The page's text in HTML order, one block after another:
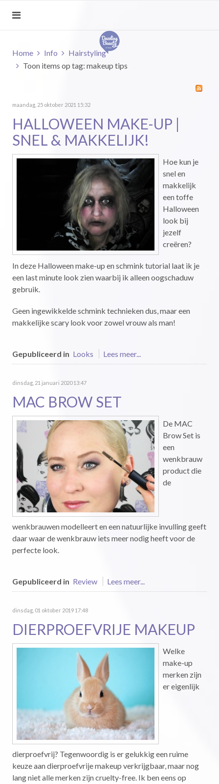
Home Info
Hairstyling
Toon items op tag: makeup tips
maandag, 25 oktober 2021 15:32
HALLOWEEN MAKE-UP |
SNEL & MAKKELIJK!
Hoe kun je
snel en
makkelijk
een toffe
Halloween
look bij
jezelf
creëren?
In deze Halloween make-up en schmink tutorial laat ik je
een last minute look zien waarbij ik alleen oogschaduw
gebruik.
Geen ingewikkelde schmink technieken dus, maar een
makkelijke scary look voor zowel vrouw als man!
Gepubliceerd in Looks Lees meer...
dinsdag, 21 januari 2020 13:47
MAC BROW SET
De MAC
Brow Set is
een
wenkbrauw
product die
de
wenkbrauwen modelleert en een natuurlijke invulling geeft
daar waar de wenkbrauw iets meer nodig heeft voor de
perfecte look.
Gepubliceerd in Review Lees meer...
dinsdag, 01 oktober 2019 17:48
DIERPROEFVRIJE MAKEUP
Welke
make-up
merken zijn
er eigenlijk
dierproefvrij? Tegenwoordig is er gelukkig een ruime
keuze aan dierproefvrije makeup verkrijgbaar, maar nog
lang niet alle merken zijn cruelty-free. Ik ben eens op